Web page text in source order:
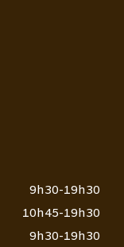
9h30-19h30
10h45-19h30
9h30-19h30